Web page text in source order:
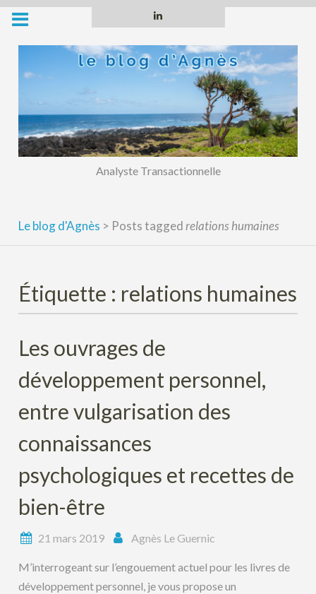
Skip
content
Analyste Transactionnelle
Le blog d'Agnès > Posts taggedrelations humaines
Étiquette : relations humaines
Les ouvrages de
développement personnel,
entre vulgarisation des
connaissances
psychologiques et recettes de
bien-être
21 mars 2019 Agnès Le Guernic
M’interrogeant sur l’engouement actuel pour les livres de
développement personnel, je vous propose un